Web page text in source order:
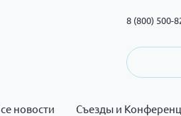
8 (800) 500-
новости Съезды и